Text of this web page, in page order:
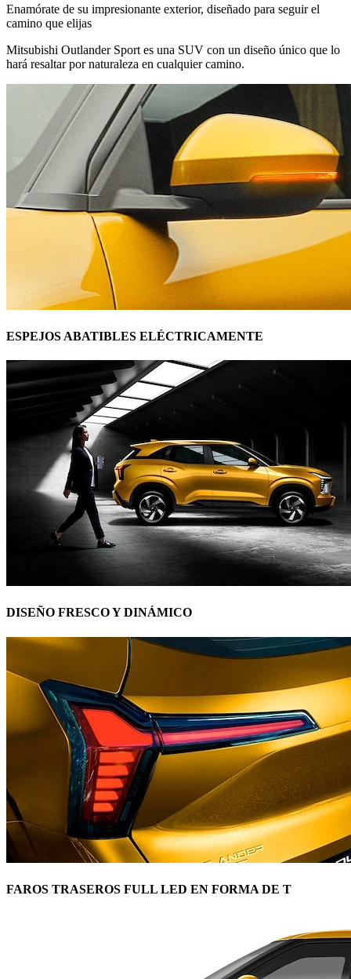
Enamórate de su impresionante exterior, diseñado para seguir el
camino que elijas
Mitsubishi Outlander Sport es una SUV con un diseño único que lo
hará resaltar por naturaleza en cualquier camino.
ESPEJOS ABATIBLES ELÉCTRICAMENTE
DISEÑO FRESCO Y DINÁMICO
FAROS TRASEROS FULL LED EN FORMA DE T